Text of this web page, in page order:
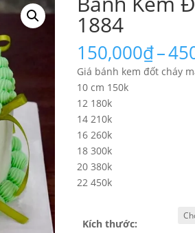
1884
150,000₫–
Giá bánh kem đốt cháy
10 cm 150k
12 180k
14 210k
16 260k
18 300k
20 380k
22 450k
Kích thước: